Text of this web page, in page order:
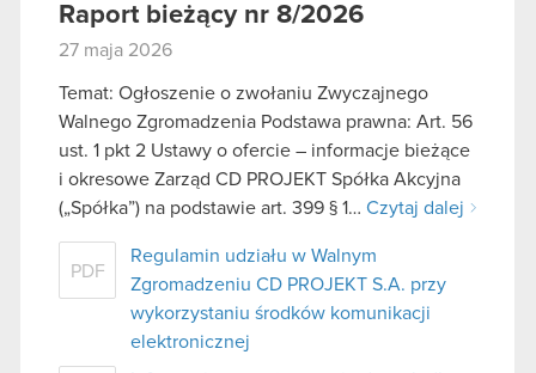
Raport bieżący nr 8/2026
27 maja 2026
Temat: Ogłoszenie o zwołaniu Zwyczajnego
Walnego Zgromadzenia Podstawa prawna: Art. 56
ust. 1 pkt 2 Ustawy o ofercie – informacje bieżące
i okresowe Zarząd CD PROJEKT Spółka Akcyjna
(„Spółka”) na podstawie art. 399 § 1… Czytaj dalej
PDF
Regulamin udziału w Walnym
Zgromadzeniu CD PROJEKT S.A. przy
wykorzystaniu środków komunikacji
elektronicznej